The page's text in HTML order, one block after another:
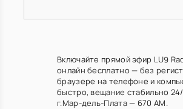
Включайте прямой эфир LU9
онлайн бесплатно — без
браузере на телефоне и
быстро, вещание стабильно
г.Мар-дель-Плата — 670 AM.